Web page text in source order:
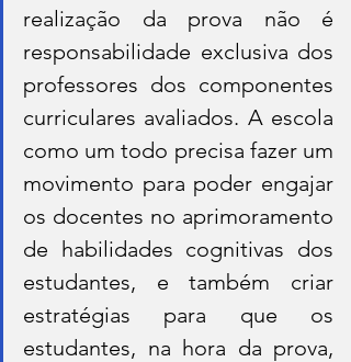
realização da prova não é
responsabilidade exclusiva dos
professores dos componentes
curriculares avaliados. A escola
como um todo precisa fazer um
movimento para poder engajar
os docentes no aprimoramento
de habilidades cognitivas dos
estudantes, e também criar
estratégias para que os
estudantes, na hora da prova,